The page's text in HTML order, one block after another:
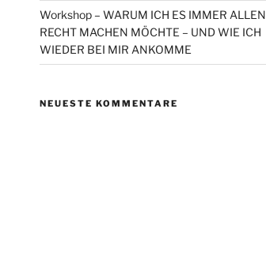
Workshop – WARUM ICH ES IMMER ALLEN
RECHT MACHEN MÖCHTE – UND WIE ICH
WIEDER BEI MIR ANKOMME
NEUESTE KOMMENTARE